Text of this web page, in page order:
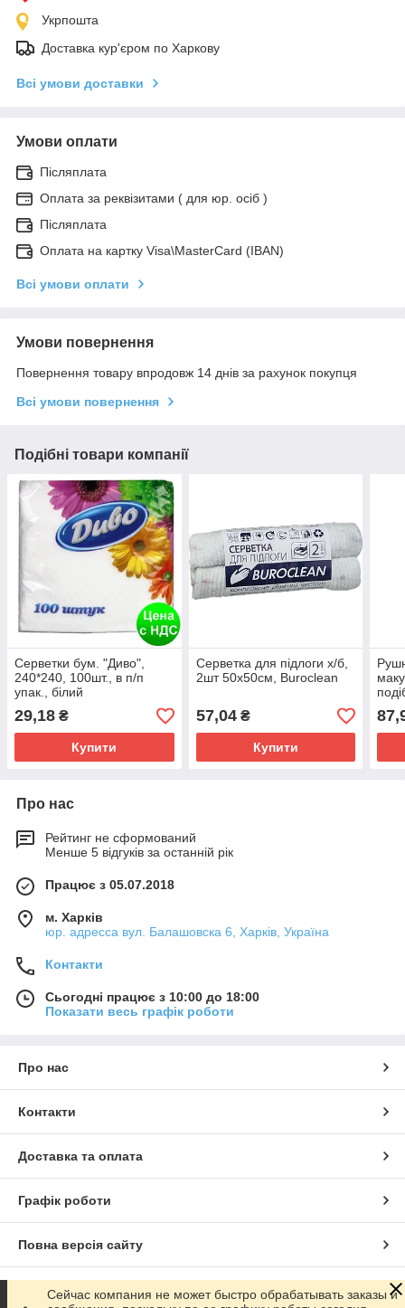
Укрпошта
Доставка кур'єром по Харкову
Всі умови доставки
Умови оплати
Післяплата
Оплата за реквізитами ( для юр. осіб )
Післяплата
Оплата на картку Visa\MasterCard (IBAN)
Всі умови оплати
Умови повернення
Повернення товару впродовж 14 днів за рахунок покупця
Всі умови повернення
Подібні товари компанії
Серветки бум. "Диво",
240*240, 100шт., в п/п
упак., білий
сп.дв24х25/100
29,18 ₴
Купити
Серветка для підлоги х/б,
2шт 50х50см, Buroclean
57,04₴
Купити
(20
Про нас
Рейтинг не сформований
Менше 5 відгуків за останній рік
Працює з 05.07.2018
м. Харків
юр. адресса вул. Балашовска 6, Харків, Україна
Контакти
Сьогодні працює з 10:00 до 18:00
Показати весь графік роботи
Про нас
Контакти
Доставка та оплата
Графік роботи
Повна версія сайту
Сайт створено на маркетплейсі Prom.ua
Сейчас компания не может быстро обрабатывать заказы и